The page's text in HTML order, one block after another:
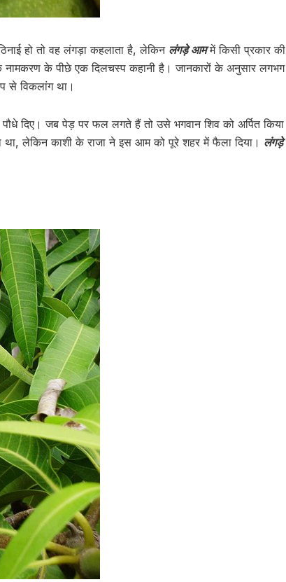
हो तो वह लंगड़ा कहलाता है, लेकिन लंगड़े आममें किसी प्रकार की
के पीछे एक दिलचस्प कहानी है। जानकारों के अनुसार लगभग
से विकलांग था।
दिए। जब पेड़ पर फल लगते हैं तो उसे भगवान शिव को अर्पित किया
लेकिन काशी के राजा ने इस आम को पूरे शहर में फैला दिया। लंगड़े